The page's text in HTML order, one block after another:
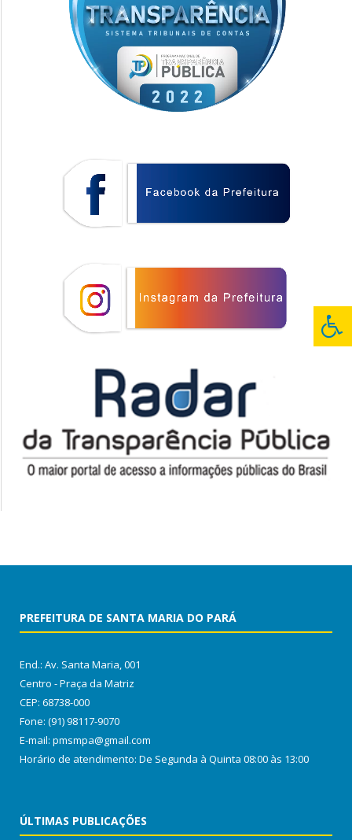
PREFEITURA DE SANTA MARIA DO PARÁ
End.: Av. Santa Maria, 001
Centro - Praça da Matriz
CEP: 68738-000
Fone: (91) 98117-9070
E-mail: pmsmpa@gmail.com
Horário de atendimento: De Segunda à Quinta 08:00 às 13:00
ÚLTIMAS PUBLICAÇÕES